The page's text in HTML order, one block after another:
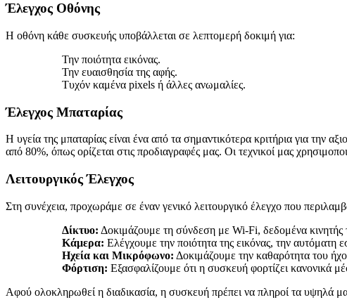
Έλεγχος Οθόνης
Η οθόνη κάθε συσκευής υποβάλλεται σε λεπτομερή δοκιμή για:
Την ποιότητα εικόνας.
Την ευαισθησία της αφής.
Τυχόν καμένα pixels ή άλλες ανωμαλίες.
Έλεγχος Μπαταρίας
Η υγεία της μπαταρίας είναι ένα από τα σημαντικότερα κριτήρια για την
από 80%, όπως ορίζεται στις προδιαγραφές μας. Οι τεχνικοί μας
Λειτουργικός Έλεγχος
Στη συνέχεια, προχωράμε σε έναν γενικό λειτουργικό έλεγχο που
Δίκτυο: Δοκιμάζουμε τη σύνδεση με Wi-Fi, δεδομένα κινητής
Κάμερα: Ελέγχουμε την ποιότητα της εικόνας, την αυτόματη
Ηχεία και Μικρόφωνο: Δοκιμάζουμε την καθαρότητα του
Φόρτιση: Εξασφαλίζουμε ότι η συσκευή φορτίζει κανονικά
Αφού ολοκληρωθεί η διαδικασία, η συσκευή πρέπει να πληροί τα υψηλά